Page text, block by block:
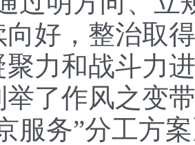
好，整治取
力和战斗力
了作风之变
服务”分工方